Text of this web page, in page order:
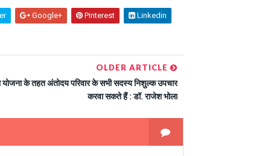
Google+ Pinterest Linkedin
OLDER ARTICLE
योजना के तहत अंतोदय परिवार के सभी सदस्य निशुल्क उपचार
करवा सकते हैं : डॉ. राजेश भोला